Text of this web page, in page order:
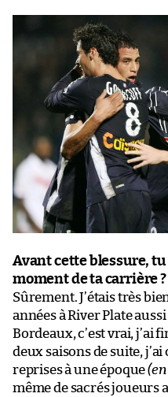
Avant cette blessure,
moment de ta carrière ?
Sûrement. J’étais très
années à River Plate aussi
Bordeaux, c’est vrai,
deux saisons de suite,
reprises à une époque
même de sacrés joueurs